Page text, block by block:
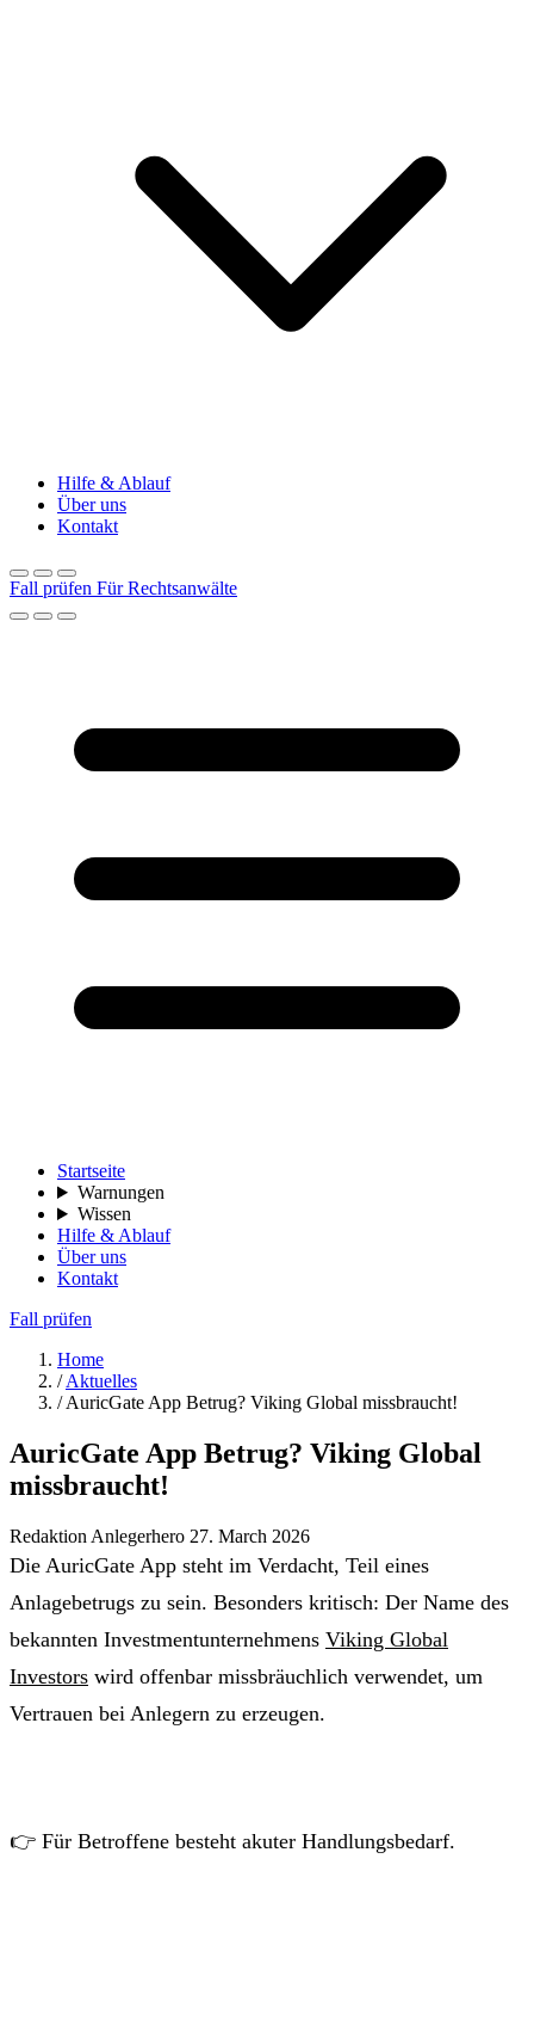
Hilfe & Ablauf
Über uns
Kontakt
Fall prüfen Für Rechtsanwälte
Startseite
Warnungen
Wissen
Hilfe & Ablauf
Über uns
Kontakt
Fall prüfen
Home
/ Aktuelles
/ AuricGate App Betrug? Viking Global missbraucht!
AuricGate App Betrug? Viking Global
missbraucht!
Redaktion Anlegerhero 27. March 2026
Die AuricGate App steht im Verdacht, Teil eines
Anlagebetrugs zu sein. Besonders kritisch: Der Name des
bekannten Investmentunternehmens Viking Global
Investors wird offenbar missbräuchlich verwendet, um
Vertrauen bei Anlegern zu erzeugen.
👉 Für Betroffene besteht akuter Handlungsbedarf.